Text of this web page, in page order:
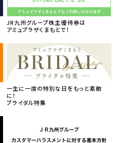
JR九州グループ株主優待券は
アミュプラザくまもとで！
一生に一度の特別な日をもっと素敵
に！
ブライダル特集